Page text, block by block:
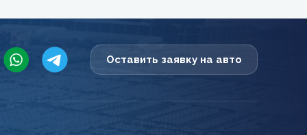
Оставить заявку на авто